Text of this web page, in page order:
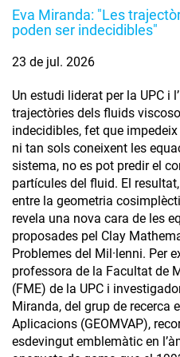
Eva Miranda: "Les
poden ser indecidibles"
23 de jul. 2026
Un estudi liderat per la UPC i
trajectòries dels fluids
indecidibles, fet que impedeix
ni tan sols coneixent les
sistema, no es pot predir el
partícules del fluid. El
entre la geometria
revela una nova cara de les
proposades pel Clay
Problemes del Mil·lenni. Per
professora de la Facultat de
(FME) de la UPC i
Miranda, del grup de recerca
Aplicacions (GEOMVAP),
esdevingut emblemàtic en